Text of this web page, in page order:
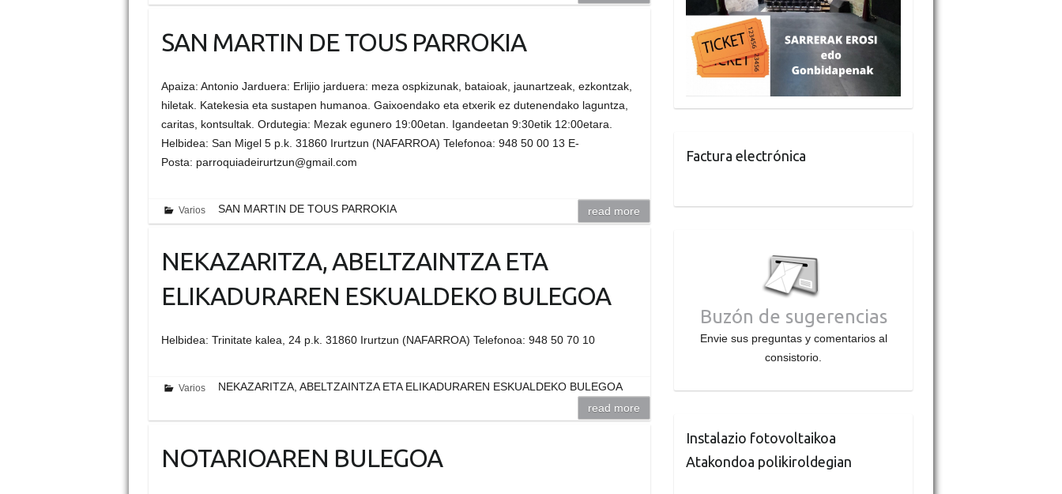
SAN MARTIN DE TOUS PARROKIA
Apaiza: Antonio Jarduera: Erlijio jarduera: meza ospkizunak, bataioak, jaunartzeak, ezkontzak,
hiletak. Katekesia eta sustapen humanoa. Gaixoendako eta etxerik ez dutenendako laguntza,
caritas, kontsultak. Ordutegia: Mezak egunero 19:00etan. Igandeetan 9:30etik 12:00etara.
Helbidea: San Migel 5 p.k. 31860 Irurtzun (NAFARROA) Telefonoa: 948 50 00 13 E-
Posta: parroquiadeirurtzun@gmail.com
Varios SAN MARTIN DE TOUS PARROKIA read more
NEKAZARITZA, ABELTZAINTZA ETA
ELIKADURAREN ESKUALDEKO BULEGOA
Helbidea: Trinitate kalea, 24 p.k. 31860 Irurtzun (NAFARROA) Telefonoa: 948 50 70 10
Varios
NEKAZARITZA, ABELTZAINTZA ETA ELIKADURAREN ESKUALDEKO BULEGOA
read more
NOTARIOAREN BULEGOA
Factura electrónica
Buzón de sugerencias
Envie sus preguntas y comentarios al
consistorio.
Instalazio fotovoltaikoa
Atakondoa polikiroldegian